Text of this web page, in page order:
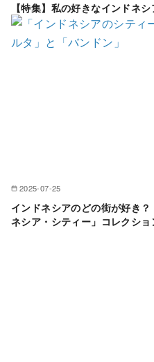
【特集】私の好きなインドネ
2025-07-25
インドネシアのどの街が好き
ネシア・シティー」コレクシ